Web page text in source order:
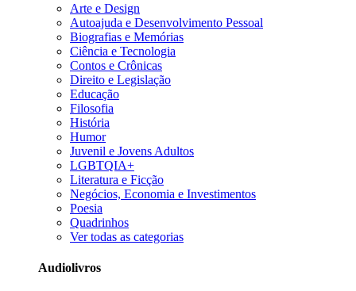
Arte e Design
Autoajuda e Desenvolvimento Pessoal
Biografias e Memórias
Ciência e Tecnologia
Contos e Crônicas
Direito e Legislação
Educação
Filosofia
História
Humor
Juvenil e Jovens Adultos
LGBTQIA+
Literatura e Ficção
Negócios, Economia e Investimentos
Poesia
Quadrinhos
Ver todas as categorias
Audiolivros